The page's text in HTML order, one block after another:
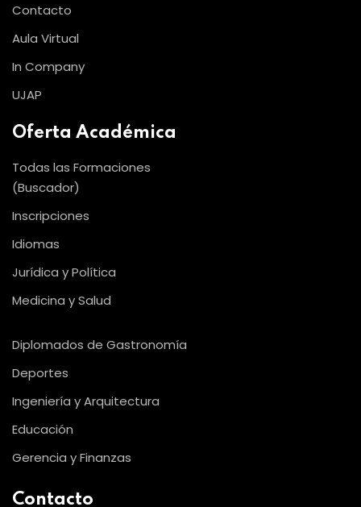
Contacto
Aula Virtual
In Company
UJAP
Oferta Académica
Todas las Formaciones
(Buscador)
Inscripciones
Idiomas
Jurídica y Política
Medicina y Salud
Diplomados de Gastronomía
Deportes
Ingeniería y Arquitectura
Educación
Gerencia y Finanzas
Contacto